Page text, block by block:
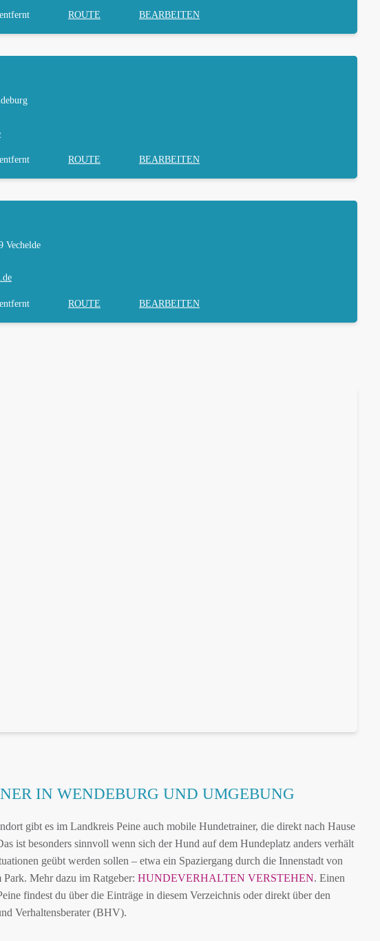
ROUTE BEARBEITEN
ROUTE BEARBEITEN
Vechelde
ROUTE BEARBEITEN
IN WENDEBURG UND UMGEBUNG
gibt es im Landkreis Peine auch mobile Hundetrainer, die direkt nach Hause
ist besonders sinnvoll wenn sich der Hund auf dem Hundeplatz anders verhält
geübt werden sollen – etwa ein Spaziergang durch die Innenstadt von
Mehr dazu im Ratgeber: HUNDEVERHALTEN VERSTEHEN. Einen
findest du über die Einträge in diesem Verzeichnis oder direkt über den
Verhaltensberater (BHV).